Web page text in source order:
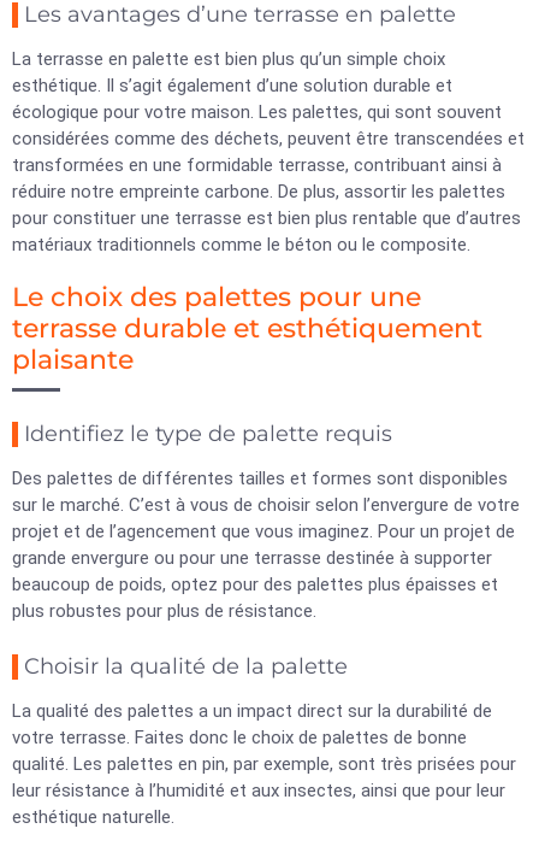
Les avantages d’une terrasse en palette
La terrasse en palette est bien plus qu’un simple choix
esthétique. Il s’agit également d’une solution durable et
écologique pour votre maison. Les palettes, qui sont souvent
considérées comme des déchets, peuvent être transcendées et
transformées en une formidable terrasse, contribuant ainsi à
réduire notre empreinte carbone. De plus, assortir les palettes
pour constituer une terrasse est bien plus rentable que d’autres
matériaux traditionnels comme le béton ou le composite.
Le choix des palettes pour une
terrasse durable et esthétiquement
plaisante
Identifiez le type de palette requis
Des palettes de différentes tailles et formes sont disponibles
sur le marché. C’est à vous de choisir selon l’envergure de votre
projet et de l’agencement que vous imaginez. Pour un projet de
grande envergure ou pour une terrasse destinée à supporter
beaucoup de poids, optez pour des palettes plus épaisses et
plus robustes pour plus de résistance.
Choisir la qualité de la palette
La qualité des palettes a un impact direct sur la durabilité de
votre terrasse. Faites donc le choix de palettes de bonne
qualité. Les palettes en pin, par exemple, sont très prisées pour
leur résistance à l’humidité et aux insectes, ainsi que pour leur
esthétique naturelle.